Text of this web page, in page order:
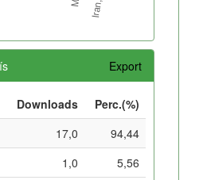
Export
Downloads
Perc.(%)
17,0
94,44
1,0
5,56